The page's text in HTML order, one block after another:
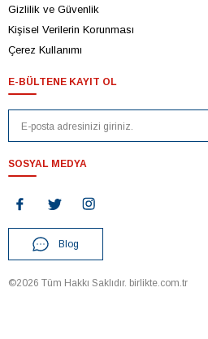
Gizlilik ve Güvenlik
Kişisel Verilerin Korunması
Çerez Kullanımı
E-BÜLTENE KAYIT OL
SOSYAL MEDYA
Blog
©2026 Tüm Hakkı Saklıdır. birlikte.com.tr